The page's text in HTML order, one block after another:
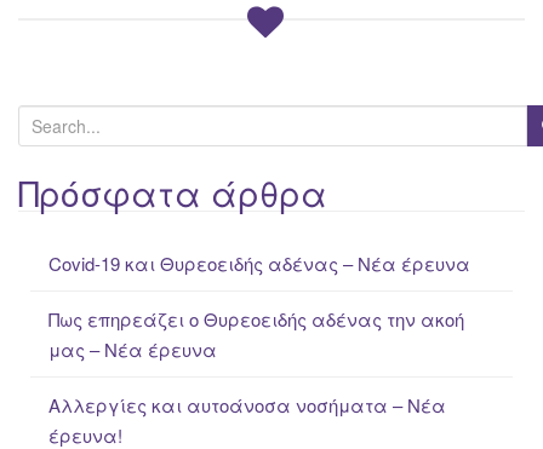
e
a
rΠρόσφατα άρθρα
Covid-19 και Θυρεοειδής αδένας – Νέα έρευνα
Πως επηρεάζει ο Θυρεοειδής αδένας την ακοή
μας – Νέα έρευνα
Αλλεργίες και αυτοάνοσα νοσήματα – Νέα
έρευνα!